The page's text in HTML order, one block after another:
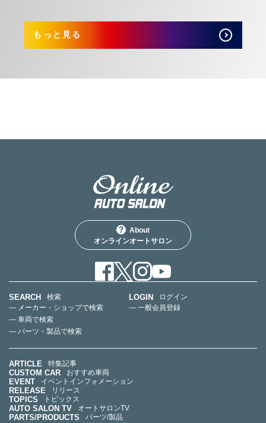
もっと見る
About
オンラインオートサロン
SEARCH
検索
— メーカー・ショップで検索
— 車両で検索
— パーツ・製品で検索
LOGIN
ログイン
— 一般会員登録
ARTICLE 特集記事
CUSTOM CAR おすすめ車両
EVENT イベントインフォメーション
RELEASE リリース
TOPICS トピックス
AUTO SALON TV オートサロンTV
PARTS/PRODUCTS パーツ/製品